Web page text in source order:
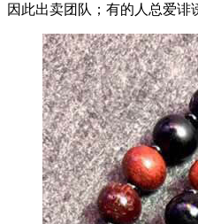
因此出卖团队；有的人总爱